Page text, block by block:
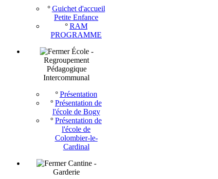
º Guichet d'accueil
Petite Enfance
º RAM
PROGRAMME
École -
Regroupement
Pédagogique
Intercommunal
º Présentation
º Présentation de
l'école de Bogy
º Présentation de
l'école de
Colombier-le-
Cardinal
Cantine -
Garderie